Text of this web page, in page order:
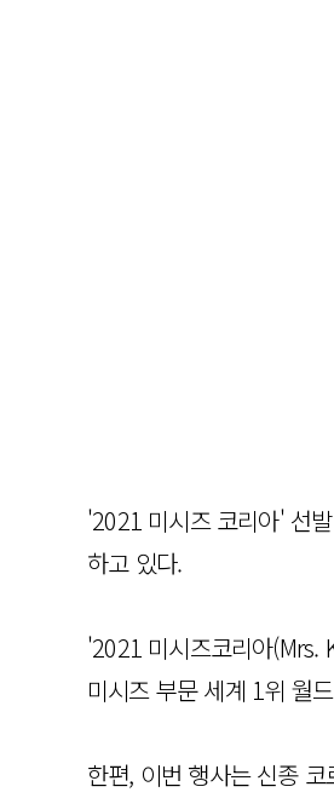
'2021 미시즈 코리아' 선
하고 있다.
'2021 미시즈코리아(Mrs.
미시즈 부문 세계 1위 월
한편, 이번 행사는 신종